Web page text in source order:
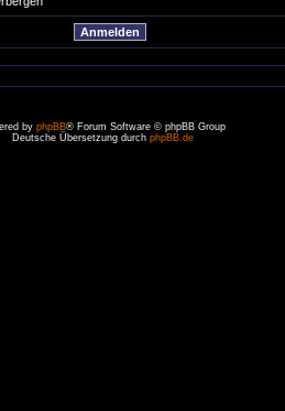
by phpBB® Forum Software © phpBB Group
Deutsche Übersetzung durch phpBB.de